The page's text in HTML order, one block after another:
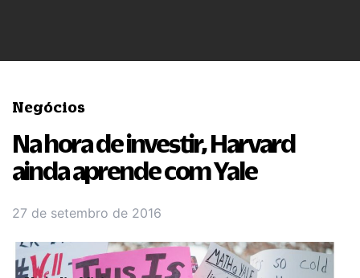
Negócios
Na hora de investir, Harvard
ainda aprende com Yale
27 de setembro de 2016